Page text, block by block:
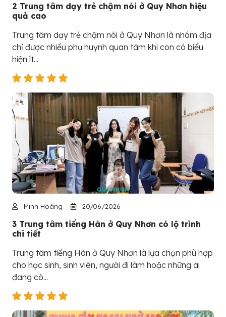
2 Trung tâm dạy trẻ chậm nói ở Quy Nhơn hiệu
quả cao
Trung tâm dạy trẻ chậm nói ở Quy Nhơn là nhóm địa
chỉ được nhiều phụ huynh quan tâm khi con có biểu
hiện ít...
Minh Hoàng 20/06/2026
3 Trung tâm tiếng Hàn ở Quy Nhơn có lộ trình
chi tiết
Trung tâm tiếng Hàn ở Quy Nhơn là lựa chọn phù hợp
cho học sinh, sinh viên, người đi làm hoặc những ai
đang có...